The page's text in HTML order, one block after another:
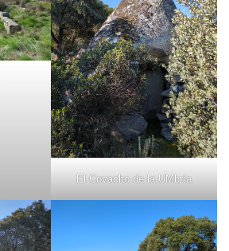
El Covacho de la UMbría